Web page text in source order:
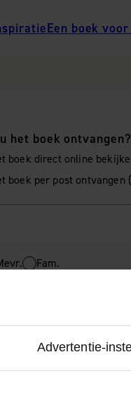
Advertentie-
Een boek
het boek ontvangen?
boek direct online
boek per post ontvangen
Fam.